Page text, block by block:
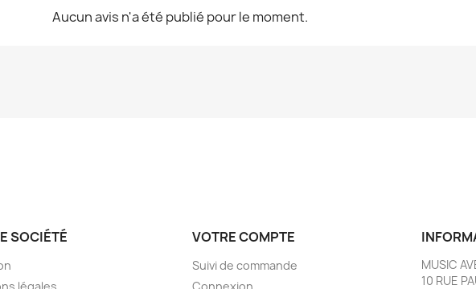
Aucun avis n'a été publié pour le moment.
SOCIÉTÉ VOTRE COMPTE
Suivi de commande
MUSIC
10 RUE